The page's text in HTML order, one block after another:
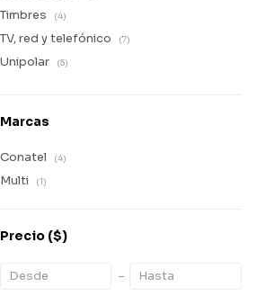
Timbres (4)
TV, red y telefónico (7)
Unipolar (5)
Marcas
Conatel (4)
Multi (1)
Precio ($)